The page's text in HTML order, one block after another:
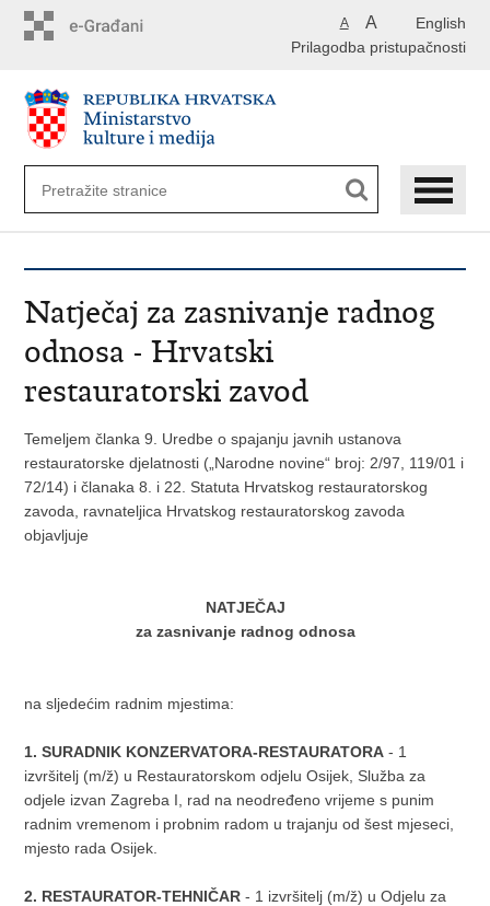
English
A A
Prilagodba pristupačnosti
Natječaj za zasnivanje radnog
odnosa - Hrvatski
restauratorski zavod
Temeljem članka 9. Uredbe o spajanju javnih ustanova
restauratorske djelatnosti („Narodne novine“ broj: 2/97, 119/01 i
72/14) i članaka 8. i 22. Statuta Hrvatskog restauratorskog
zavoda, ravnateljica Hrvatskog restauratorskog zavoda
objavljuje
NATJEČAJ
za zasnivanje radnog odnosa
na sljedećim radnim mjestima:
1. SURADNIK KONZERVATORA-RESTAURATORA - 1
izvršitelj (m/ž) u Restauratorskom odjelu Osijek, Služba za
odjele izvan Zagreba I, rad na neodređeno vrijeme s punim
radnim vremenom i probnim radom u trajanju od šest mjeseci,
mjesto rada Osijek.
2. RESTAURATOR-TEHNIČAR- 1 izvršitelj (m/ž) u Odjelu za